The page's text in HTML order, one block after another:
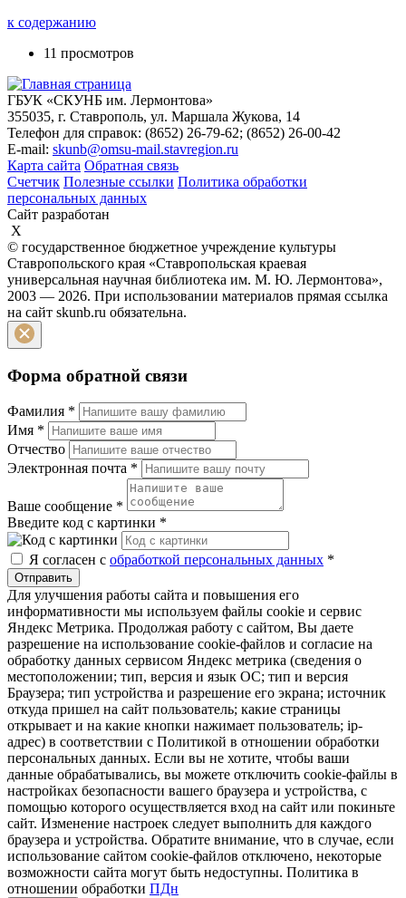
к содержанию
11 просмотров
ГБУК «СКУНБ им. Лермонтова»
355035, г. Ставрополь, ул. Маршала Жукова, 14
Телефон для справок: (8652) 26-79-62; (8652) 26-00-42
E-mail: skunb@omsu-mail.stavregion.ru
Карта сайта Обратная связь
Счетчик Полезные ссылки Политика обработки
персональных данных
Сайт разработан
X
© государственное бюджетное учреждение культуры
Ставропольского края «Ставропольская краевая
универсальная научная библиотека им. М. Ю. Лермонтова»,
2003 — 2026. При использовании материалов прямая ссылка
на сайт skunb.ru обязательна.
Форма обратной связи
Фамилия *
Имя *
Отчество
Электронная почта *
Ваше сообщение *
Введите код с картинки *
Я согласен с обработкой персональных данных *
Отправить
Для улучшения работы сайта и повышения его
информативности мы используем файлы cookie и сервис
Яндекс Метрика. Продолжая работу с сайтом, Вы даете
разрешение на использование cookie-файлов и согласие на
обработку данных сервисом Яндекс метрика (сведения о
местоположении; тип, версия и язык ОС; тип и версия
Браузера; тип устройства и разрешение его экрана; источник
откуда пришел на сайт пользователь; какие страницы
открывает и на какие кнопки нажимает пользователь; ip-
адрес) в соответствии с Политикой в отношении обработки
персональных данных. Если вы не хотите, чтобы ваши
данные обрабатывались, вы можете отключить cookie-файлы в
настройках безопасности вашего браузера и устройства, с
помощью которого осуществляется вход на сайт или покиньте
сайт. Изменение настроек следует выполнить для каждого
браузера и устройства. Обратите внимание, что в случае, если
использование сайтом cookie-файлов отключено, некоторые
возможности сайта могут быть недоступны. Политика в
отношении обработки ПДн